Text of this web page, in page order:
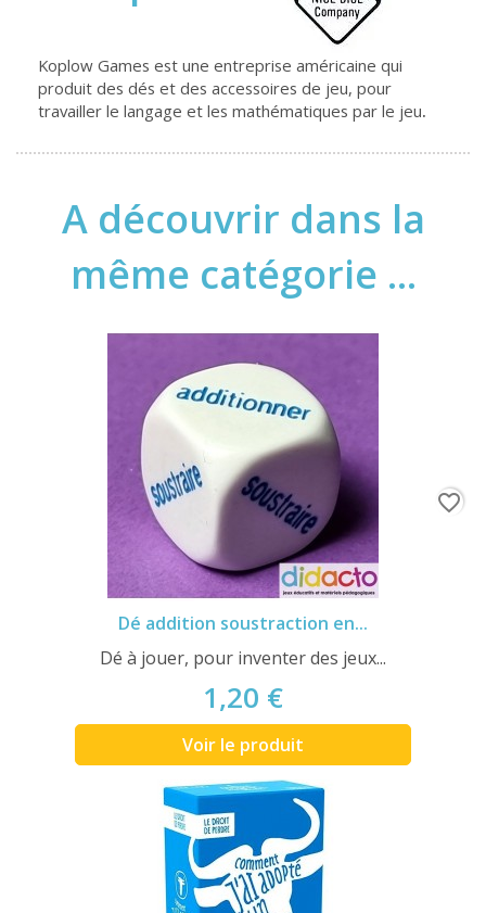
Koplow Games est une entreprise américaine qui
produit des dés et des accessoires de jeu, pour
travailler le langage et les mathématiques par le jeu.
A découvrir dans la
même catégorie ...
Dé addition soustraction en...
Dé à jouer, pour inventer des jeux...
1,20 €
Voir le produit
favorite_border